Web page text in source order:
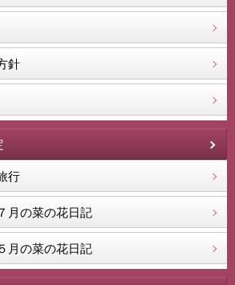
針
行
月の菜の花日記
月の菜の花日記